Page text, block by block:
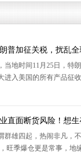
普加征关税，扰乱
当地时间11月25日，特
进入美国的所有产品征
式上任，这将是他入
直面断货风险！想生
群雄四起，热闹非凡，
旺季爆仓更是常事，地